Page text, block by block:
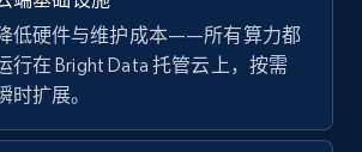
- find products by using
低硬件与维护成本——所有算力都
行在 Bright Data 托管云上，按需
时扩展。